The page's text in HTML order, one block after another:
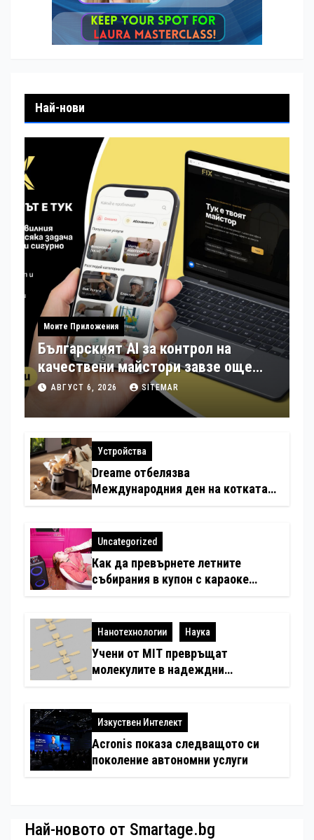
Най-нови
Моите Приложения
Българският AI за контрол на
качествени майстори завзе още
шест страни в Европа
АВГУСТ 6, 2026 SITEMAR
Устройства
Dreame отбелязва
Международния ден на котката
любимци
Uncategorized
Как да превърнете летните
събирания в купон с караоке
Нанотехнологии Наука
Учени от MIT превръщат
молекулите в надеждни
Изкуствен Интелект
Acronis показа следващото си
поколение автономни услуги
Най-новото от Smartage.bg